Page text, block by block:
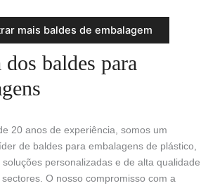
mais baldes de embalagem
dos baldes para
20 anos de experiência, somos um
de baldes para embalagens de plástico,
personalizadas e de alta qualidade
O nosso compromisso com a